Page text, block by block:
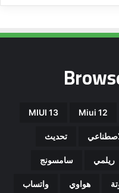
Miui 12
MIUI 13
تحديث
ريلمي سامسونج
هواوي واتساب